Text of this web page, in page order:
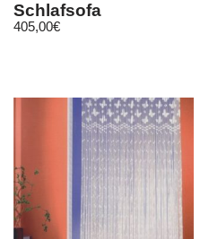
Schlafsofa
Bettkasten
405,00€